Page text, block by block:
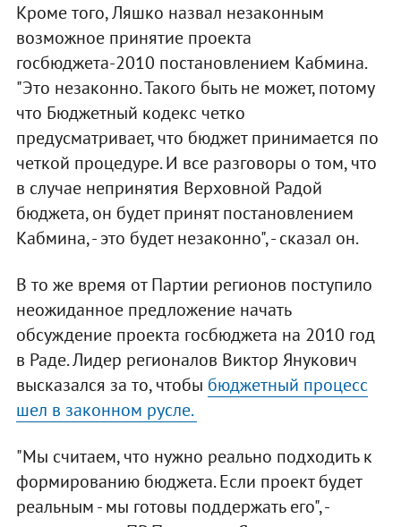
Кроме того, Ляшко назвал незаконным
возможное принятие проекта
госбюджета-2010 постановлением Кабмина.
"Это незаконно. Такого быть не может, потому
что Бюджетный кодекс четко
предусматривает, что бюджет принимается по
четкой процедуре. И все разговоры о том, что
в случае непринятия Верховной Радой
бюджета, он будет принят постановлением
Кабмина, - это будет незаконно", - сказал он.
В то же время от Партии регионов поступило
неожиданное предложение начать
обсуждение проекта госбюджета на 2010 год
в Раде. Лидер регионалов Виктор Янукович
высказался за то, чтобы бюджетный процесс
шел в законном русле.
"Мы считаем, что нужно реально подходить к
формированию бюджета. Если проект будет
реальным - мы готовы поддержать его", -